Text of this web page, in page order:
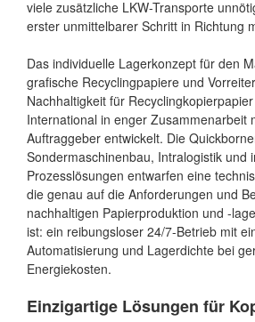
viele zusätzliche LKW-Transporte
erster unmittelbarer Schritt in Richtung
Das individuelle Lagerkonzept für den
grafische Recyclingpapiere und
Nachhaltigkeit für
International in enger Zusammenarbeit
Auftraggeber entwickelt. Die
Sondermaschinenbau, Intralogistik und
Prozesslösungen entwarfen eine
die genau auf die Anforderungen und
nachhaltigen Papierproduktion und -
ist: ein reibungsloser 24/7-Betrieb mit
Automatisierung und Lagerdichte bei
Energiekosten.
Einzigartige Lösungen für